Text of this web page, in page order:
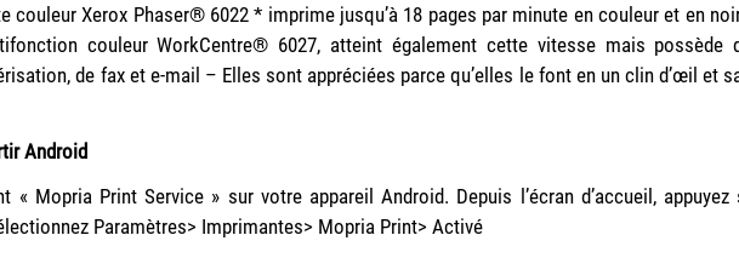
couleur Xerox Phaser® 6022 * imprime jusqu’à 18 pages par minute en couleur et en
couleur WorkCentre® 6027, atteint également cette vitesse mais possède
de fax et e-mail – Elles sont appréciées parce qu’elles le font en un clin d’œil et
Android
« Mopria Print Service » sur votre appareil Android. Depuis l’écran d’accueil, appuyez
Paramètres> Imprimantes> Mopria Print> Activé